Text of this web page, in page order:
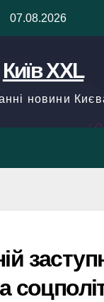
07.08.2026
Київ XXL
новини